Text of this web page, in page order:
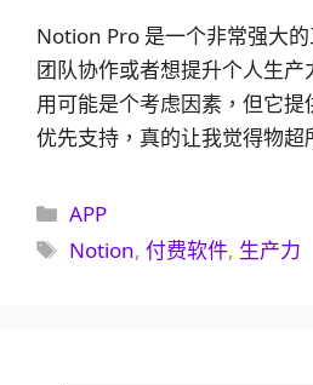
Notion Pro 是一个非常强大
团队协作或者想提升个人生
用可能是个考虑因素，但它
优先支持，真的让我觉得物超
分
類
APP
標
Notion,付费软件, 生产力